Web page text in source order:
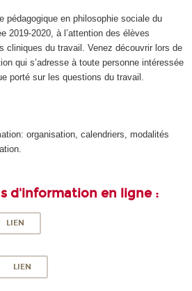
pédagogique en philosophie sociale du
2019-2020, à l’attention des élèves
cliniques du travail. Venez découvrir lors de
qui s’adresse à toute personne intéressée
porté sur les questions du travail.
organisation, calendriers, modalités
d'information en ligne :
LIEN
LIEN